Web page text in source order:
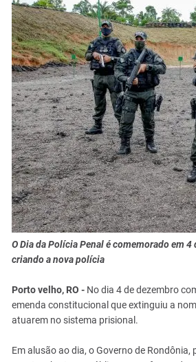
O Dia da Polícia Penal é comemorado em
criando a nova polícia
Porto velho, RO - No dia 4 de dezembro
emenda constitucional que extinguiu a
atuarem no sistema prisional.
Em alusão ao dia, o Governo de